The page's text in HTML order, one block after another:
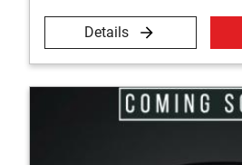
Details